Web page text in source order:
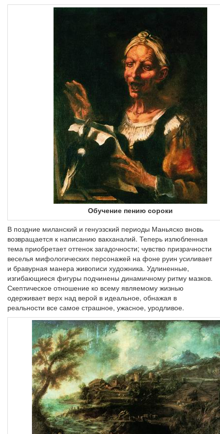
Обучение пению сороки
В поздние миланский и генуэзский периоды Маньяско вновь
возвращается к написанию вакханалий. Теперь излюбленная
тема приобретает оттенок загадочности; чувство призрачности
веселья мифологических персонажей на фоне руин усиливает
и бравурная манера живописи художника. Удлиненные,
изгибающиеся фигуры подчинены динамичному ритму мазков.
Скептическое отношение ко всему являемому жизнью
одерживает верх над верой в идеальное, обнажая в
реальности все самое страшное, ужасное, уродливое.